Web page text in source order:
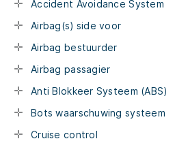
Accident Avoidance System
Airbag(s) side voor
Airbag bestuurder
Airbag passagier
Anti Blokkeer Systeem (ABS)
Bots waarschuwing systeem
Cruise control